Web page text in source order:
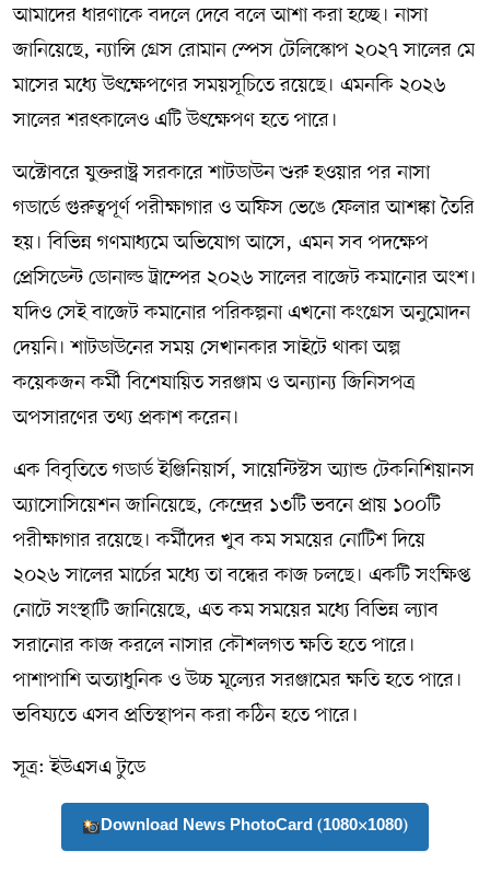
আমাদের ধারণাকে বদলে দেবে বলে আশা করা হচ্ছে। নাসা
জানিয়েছে, ন্যান্সি গ্রেস রোমান স্পেস টেলিস্কোপ ২০২৭ সালের মে
মাসের মধ্যে উৎক্ষেপণের সময়সূচিতে রয়েছে। এমনকি ২০২৬
সালের শরৎকালেও এটি উৎক্ষেপণ হতে পারে।
অক্টোবরে যুক্তরাষ্ট্র সরকারে শাটডাউন শুরু হওয়ার পর নাসা
গডার্ডে গুরুত্বপূর্ণ পরীক্ষাগার ও অফিস ভেঙে ফেলার আশঙ্কা তৈরি
হয়। বিভিন্ন গণমাধ্যমে অভিযোগ আসে, এমন সব পদক্ষেপ
প্রেসিডেন্ট ডোনাল্ড ট্রাম্পের ২০২৬ সালের বাজেট কমানোর অংশ।
যদিও সেই বাজেট কমানোর পরিকল্পনা এখনো কংগ্রেস অনুমোদন
দেয়নি। শাটডাউনের সময় সেখানকার সাইটে থাকা অল্প
কয়েকজন কর্মী বিশেষায়িত সরঞ্জাম ও অন্যান্য জিনিসপত্র
অপসারণের তথ্য প্রকাশ করেন।
এক বিবৃতিতে গডার্ড ইঞ্জিনিয়ার্স, সায়েন্টিস্টস অ্যান্ড টেকনিশিয়ানস
অ্যাসোসিয়েশন জানিয়েছে, কেন্দ্রের ১৩টি ভবনে প্রায় ১০০টি
পরীক্ষাগার রয়েছে। কর্মীদের খুব কম সময়ের নোটিশ দিয়ে
২০২৬ সালের মার্চের মধ্যে তা বন্ধের কাজ চলছে। একটি সংক্ষিপ্ত
নোটে সংস্থাটি জানিয়েছে, এত কম সময়ের মধ্যে বিভিন্ন ল্যাব
সরানোর কাজ করলে নাসার কৌশলগত ক্ষতি হতে পারে।
পাশাপাশি অত্যাধুনিক ও উচ্চ মূল্যের সরঞ্জামের ক্ষতি হতে পারে।
ভবিষ্যতে এসব প্রতিস্থাপন করা কঠিন হতে পারে।
সূত্র: ইউএসএ টুডে
Download News PhotoCard (1080×1080)